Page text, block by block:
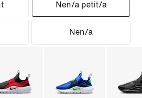
Nen/a petit/a
Nen/a